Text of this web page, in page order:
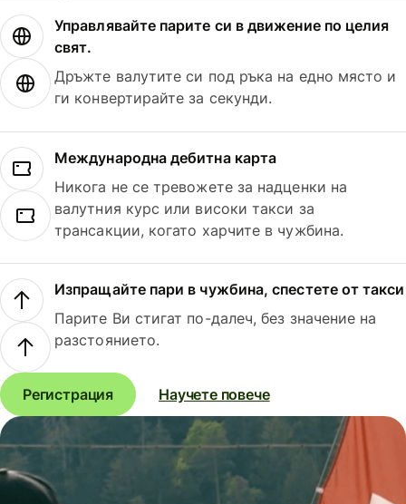
Управлявайте парите си в движение по целия
свят.
Дръжте валутите си под ръка на едно място и
ги конвертирайте за секунди.
Международна дебитна карта
Никога не се тревожете за надценки на
валутния курс или високи такси за
трансакции, когато харчите в чужбина.
Изпращайте пари в чужбина, спестете от такси
Парите Ви стигат по-далеч, без значение на
разстоянието.
Регистрация Научете повече